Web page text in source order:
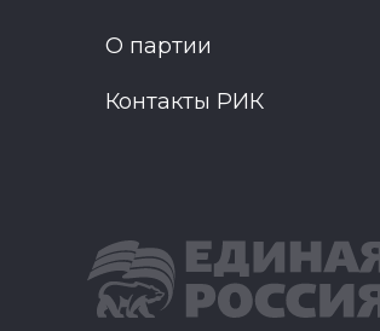
О партии
Контакты РИК